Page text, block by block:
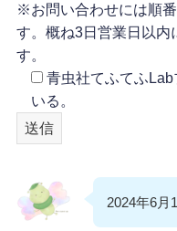
※お問い合わせには順
す。概ね3日営業日以内
す。
青虫社てふてふ
いる。
2024年6月